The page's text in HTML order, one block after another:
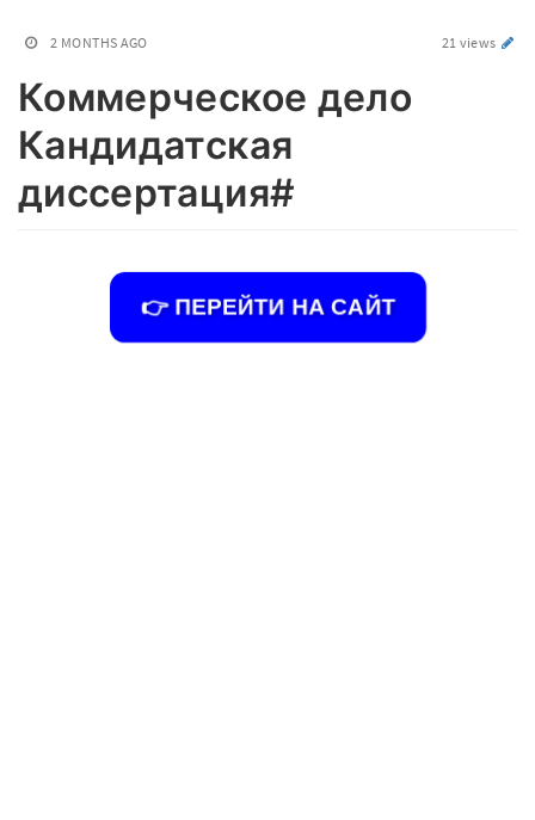
2 MONTHS AGO 21 views
Коммерческое дело
Кандидатская
диссертация#
👉 ПЕРЕЙТИ НА САЙТ